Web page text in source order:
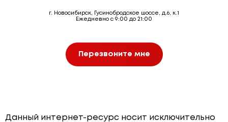
г. Новосибирск, Гусинобродское шоссе, д.6, к.1
Ежедневно с 9:00 до 21:00
Перезвоните мне
Данный интернет-ресурс носит исключительно